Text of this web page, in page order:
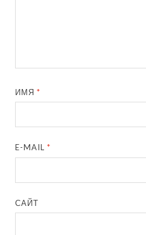
ИМЯ*
E-MAIL*
САЙТ